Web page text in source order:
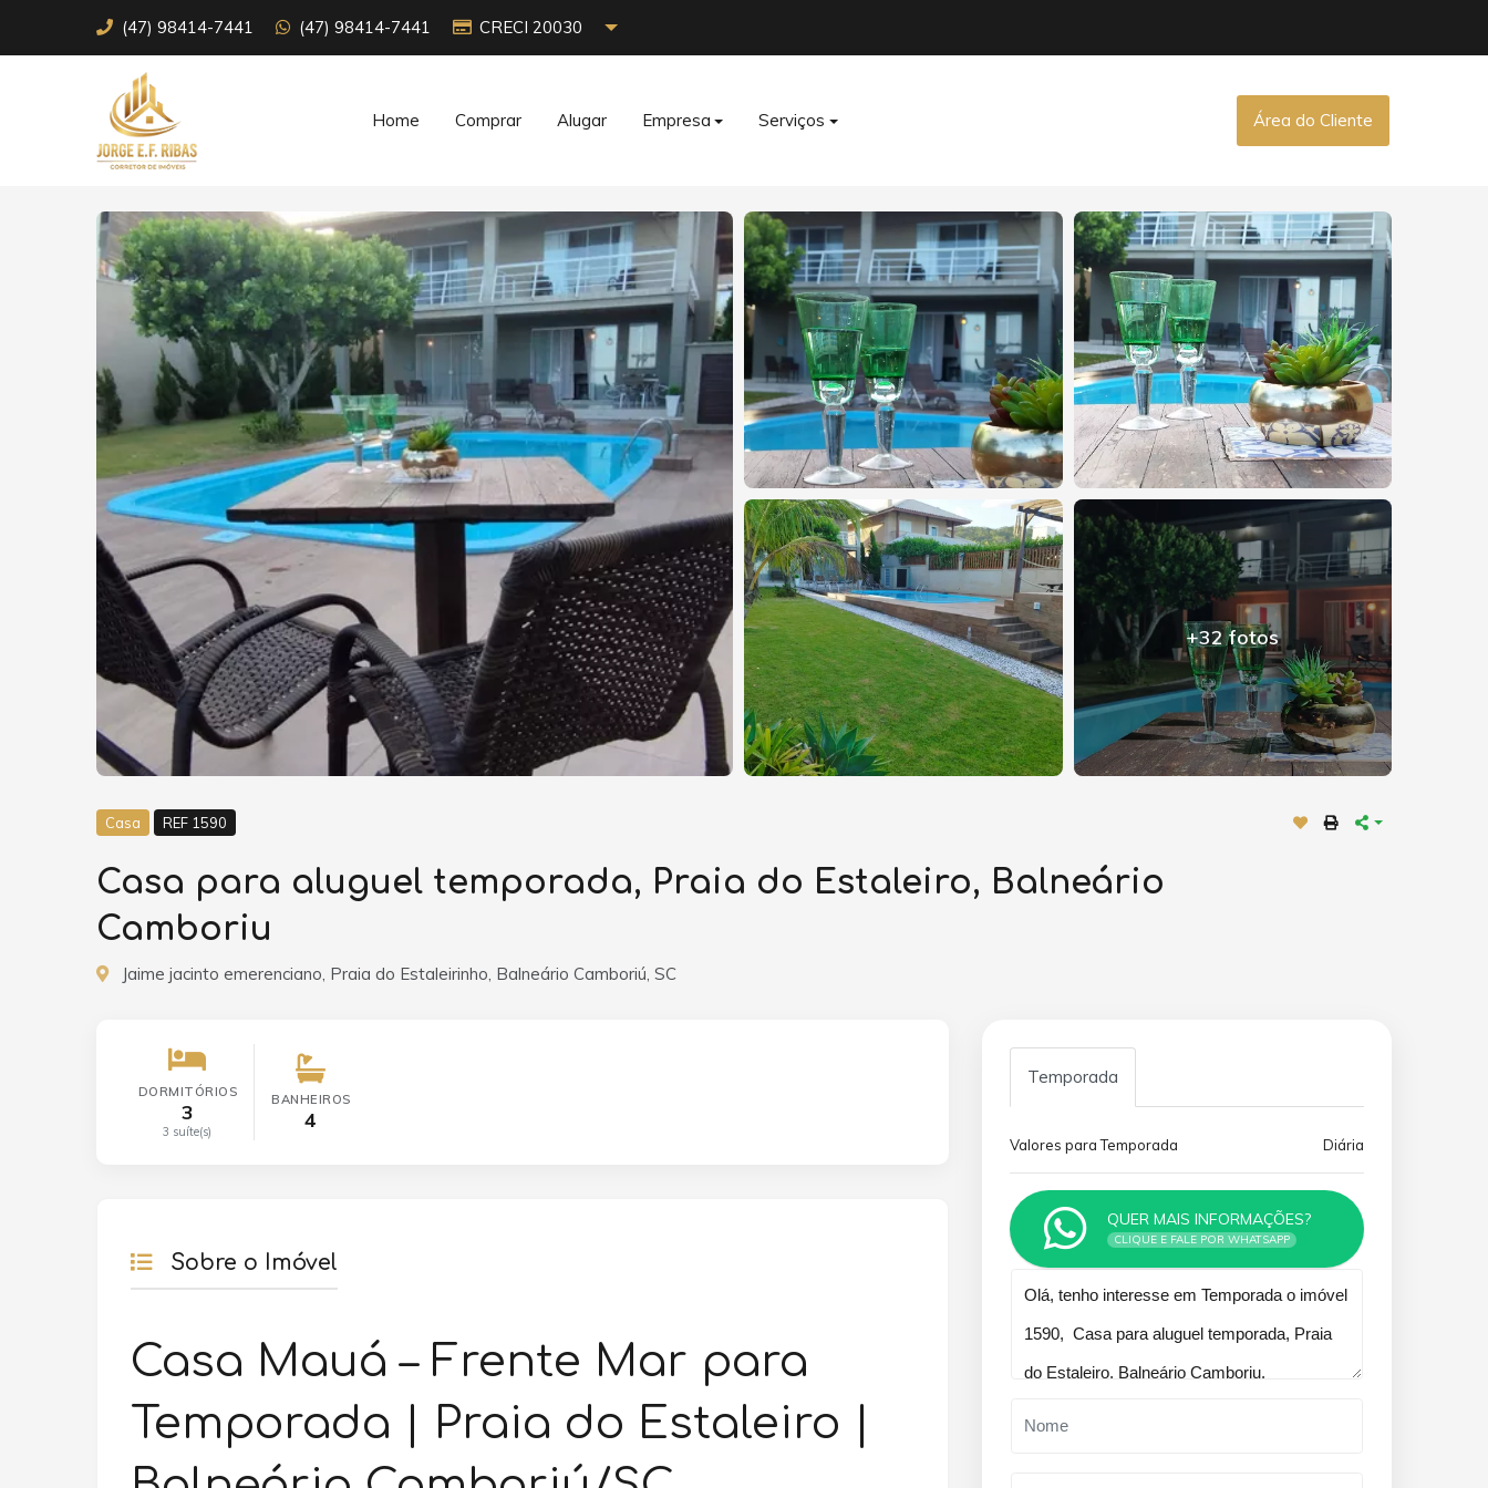
(47) 98414-7441 (47) 98414-7441 CRECI 20030
Home Comprar Alugar Empresa Serviços Área do Cliente
+32 fotos
Casa REF 1590
Casa para aluguel temporada, Praia do Estaleiro, Balneário
Camboriu
Jaime jacinto emerenciano, Praia do Estaleirinho, Balneário Camboriú, SC
DORMITÓRIOS
3
3 suíte(s)
BANHEIROS
4
Sobre o Imóvel
Casa Mauá – Frente Mar para
Temporada | Praia do Estaleiro |
Temporada
Valores para Temporada Diária
QUER MAIS INFORMAÇÕES?
CLIQUE E FALE POR WHATSAPP
você?